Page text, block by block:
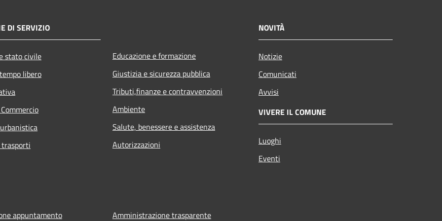
DI SERVIZIO
stato civile
libero
Educazione e formazione
Giustizia e sicurezza pubblica
Tributi,finanze e contravvenzioni
Ambiente
Salute, benessere e assistenza
Autorizzazioni
NOVITÀ
Notizie
Comunicati
Avvisi
VIVERE IL COMUNE
Luoghi
Eventi
appuntamento Amministrazione trasparente